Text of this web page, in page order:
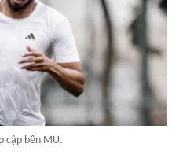
cập bến MU.